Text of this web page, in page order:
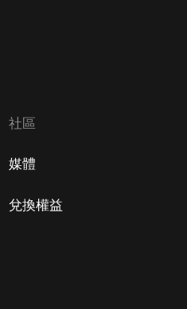
社區
媒體
兌換權益